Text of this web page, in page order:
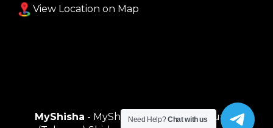
View Location on Map
MyShisha - MyShisha adalah Toko Muasal
Need Help?Chat with us